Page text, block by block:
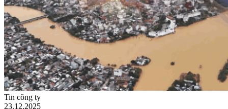
Tin công ty
23.12.2025